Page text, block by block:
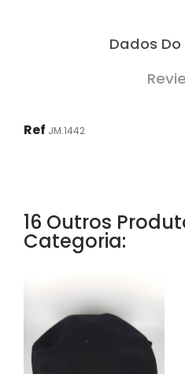
Dados
Ref JM.1442
16 Outros
Categoria: